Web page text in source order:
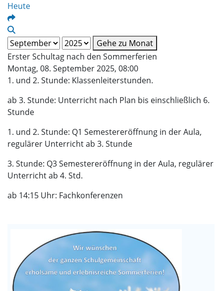
Heute
Gehe zu Monat
Erster Schultag nach den Sommerferien
Montag, 08. September 2025, 08:00
1. und 2. Stunde: Klassenleiterstunden.
ab 3. Stunde: Unterricht nach Plan bis einschließlich 6.
Stunde
1. und 2. Stunde: Q1 Semestereröffnung in der Aula,
regulärer Unterricht ab 3. Stunde
3. Stunde: Q3 Semestereröffnung in der Aula, regulärer
Unterricht ab 4. Std.
ab 14:15 Uhr: Fachkonferenzen